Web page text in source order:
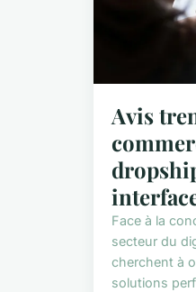
Avis
Face à la
secteur du
cherchent à
solutions